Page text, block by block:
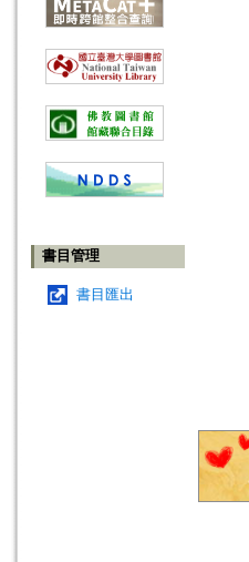
書目管理
書目匯出